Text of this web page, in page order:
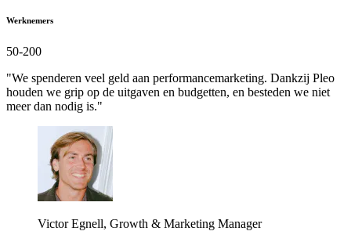
Werknemers
50-200
"We spenderen veel geld aan performancemarketing. Dankzij Pleo
houden we grip op de uitgaven en budgetten, en besteden we niet
meer dan nodig is."
Victor Egnell, Growth & Marketing Manager